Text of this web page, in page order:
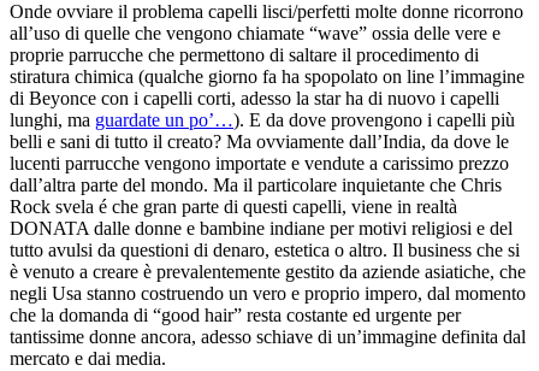
Onde ovviare il problema capelli lisci/perfetti molte donne ricorrono
all’uso di quelle che vengono chiamate “wave” ossia delle vere e
proprie parrucche che permettono di saltare il procedimento di
stiratura chimica (qualche giorno fa ha spopolato on line l’immagine
di Beyonce con i capelli corti, adesso la star ha di nuovo i capelli
lunghi, ma guardate un po’…). E da dove provengono i capelli più
belli e sani di tutto il creato? Ma ovviamente dall’India, da dove le
lucenti parrucche vengono importate e vendute a carissimo prezzo
dall’altra parte del mondo. Ma il particolare inquietante che Chris
Rock svela é che gran parte di questi capelli, viene in realtà
DONATA dalle donne e bambine indiane per motivi religiosi e del
tutto avulsi da questioni di denaro, estetica o altro. Il business che si
è venuto a creare è prevalentemente gestito da aziende asiatiche, che
negli Usa stanno costruendo un vero e proprio impero, dal momento
che la domanda di “good hair” resta costante ed urgente per
tantissime donne ancora, adesso schiave di un’immagine definita dal
mercato e dai media.